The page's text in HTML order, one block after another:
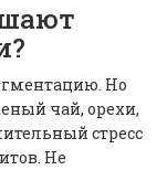
Но
чай, орехи,
стресс
Не